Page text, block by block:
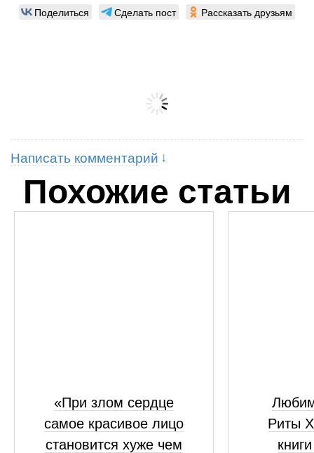
Поделиться Сделать пост Рассказать друзьям
Написать комментарий
Похожие статьи
«При злом сердце
самое красивое лицо
становится хуже чем
Риты